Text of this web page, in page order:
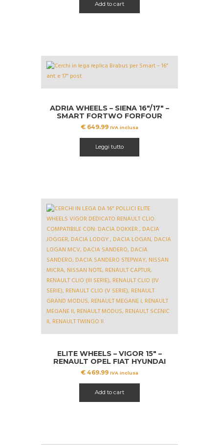
Add to cart
ADRIA WHEELS – SIENA 16″/17″ –
SMART FORTWO FORFOUR
BRABUS
€ 649.99 IVA inclusa
Leggi tutto
ELITE WHEELS – VIGOR 15″ –
RENAULT OPEL FIAT HYUNDAI
NISSAN TOYOTA DACIA
€ 469.99 IVA inclusa
Add to cart